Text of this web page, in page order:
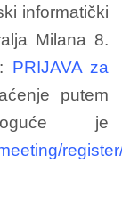
informatički
Milana 8.
PRIJAVA za
putem
je